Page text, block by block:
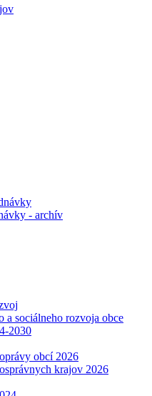
- archív
a sociálneho rozvoja obce
2030
obcí 2026
krajov 2026